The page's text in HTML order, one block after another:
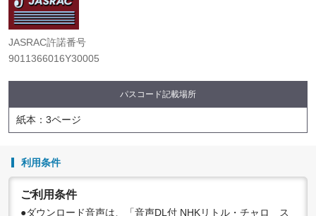
JASRAC許諾番号
9011366016Y30005
パスコード記載場所
紙本：3ページ
利用条件
ご利用条件
●ダウンロード音声は、「音声DL付 NHKリトル・チャロ ス